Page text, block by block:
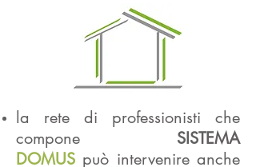
la rete di professionisti che
compone SISTEMA
DOMUS può intervenire anche